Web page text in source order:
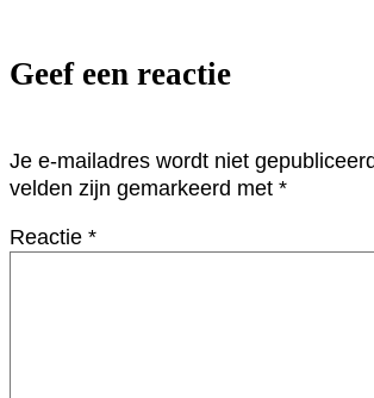
Geef een reactie
Je e-mailadres wordt niet
velden zijn gemarkeerd met *
Reactie *